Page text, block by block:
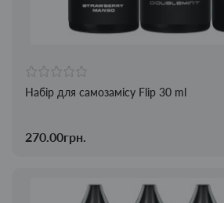
Набір для самозамісу Flip 30 ml
270.00грн.